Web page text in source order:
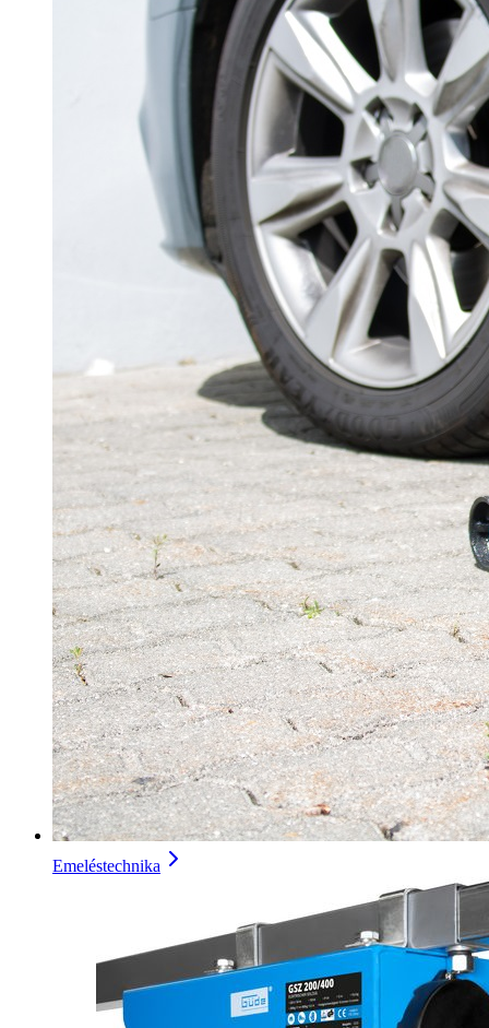
Emeléstechnika